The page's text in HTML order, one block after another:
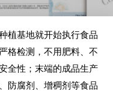
植基地就开始执行食品
格检测，不用肥料、不
全性；末端的成品生产
防腐剂、增稠剂等食品